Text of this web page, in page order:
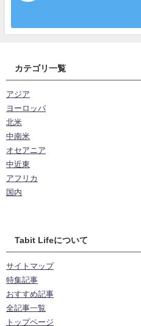
カテゴリ一覧
アジア
ヨーロッパ
北米
中南米
オセアニア
中近東
アフリカ
国内
Tabit Lifeについて
サイトマップ
特集記事
おすすめ記事
全記事一覧
トップページ